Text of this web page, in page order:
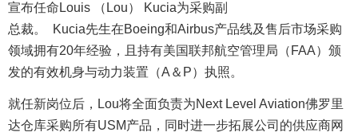
宣布任命Louis （Lou） Kucia为采购副
总裁。 Kucia先生在Boeing和Airbus产品线及售后市场采购
领域拥有20年经验，且持有美国联邦航空管理局（FAA）颁
发的有效机身与动力装置（A＆P）执照。
就任新岗位后，Lou将全面负责为Next Level Aviation佛罗里
达仓库采购所有USM产品，同时进一步拓展公司的供应商网